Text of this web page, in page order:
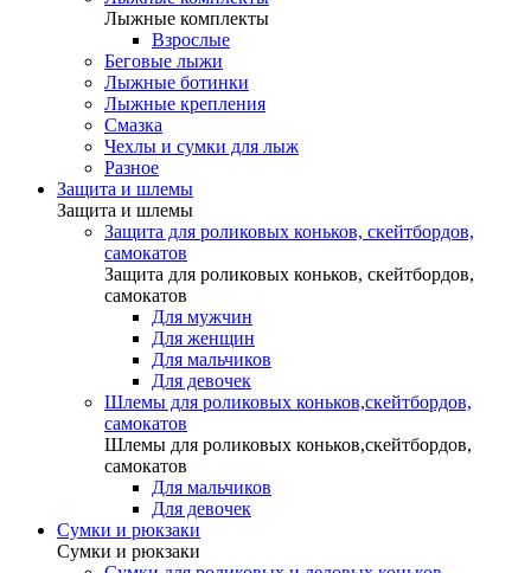
Лыжные комплекты
Взрослые
Беговые лыжи
Лыжные ботинки
Лыжные крепления
Смазка
Чехлы и сумки для лыж
Разное
Защита и шлемы
Защита и шлемы
Защита для роликовых коньков, скейтбордов,
самокатов
Защита для роликовых коньков, скейтбордов,
самокатов
Для мужчин
Для женщин
Для мальчиков
Для девочек
Шлемы для роликовых коньков,скейтбордов,
самокатов
Шлемы для роликовых коньков,скейтбордов,
самокатов
Для мальчиков
Для девочек
Сумки и рюкзаки
Сумки и рюкзаки